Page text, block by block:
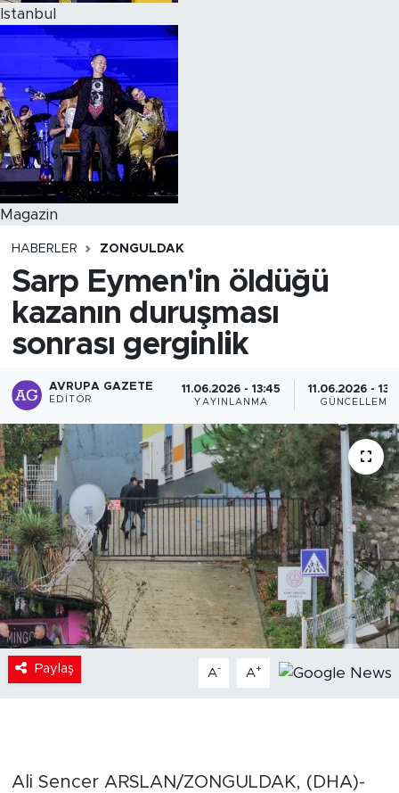
Istanbul
Magazin
HABERLER ZONGULDAK
Sarp Eymen'in öldüğü
kazanın duruşması
sonrası gerginlik
AVRUPA GAZETE
EDITÖR
11.06.2026 - 13:45
YAYINLANMA
11.06.2026 -
GÜNCELLEME
Paylaş A- A+
Ali Sencer ARSLAN/ZONGULDAK, (DHA)-